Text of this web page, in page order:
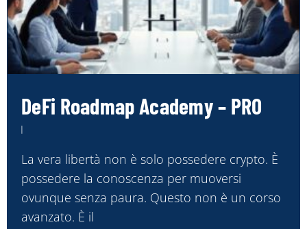
DeFi Roadmap Academy – PRO
La vera libertà non è solo possedere crypto. È
possedere la conoscenza per muoversi
ovunque senza paura. Questo non è un corso
avanzato. È il